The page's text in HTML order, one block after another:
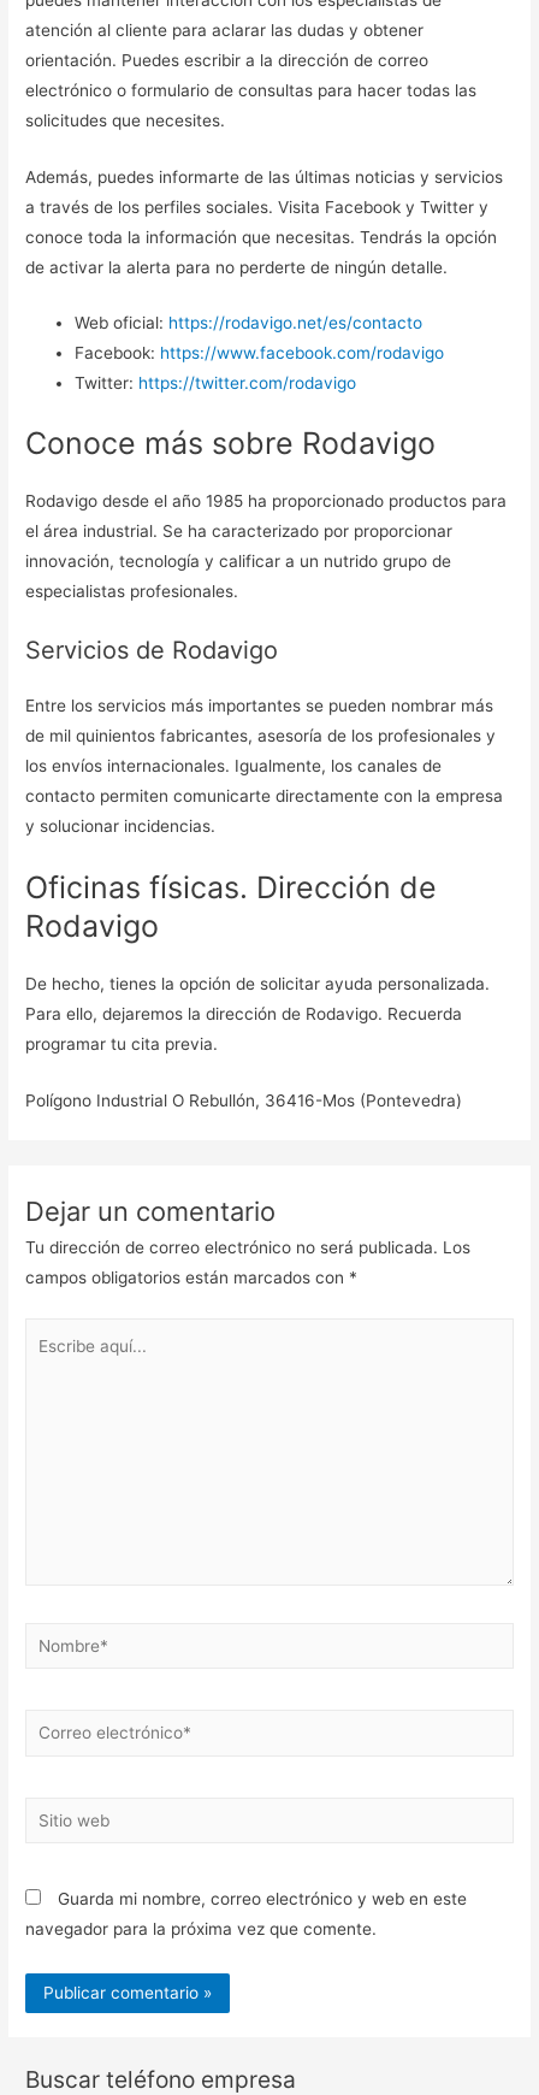
atención al cliente para aclarar las dudas y obtener
orientación. Puedes escribir a la dirección de correo
electrónico o formulario de consultas para hacer todas las
solicitudes que necesites.
Además, puedes informarte de las últimas noticias y servicios
a través de los perfiles sociales. Visita Facebook y Twitter y
conoce toda la información que necesitas. Tendrás la opción
de activar la alerta para no perderte de ningún detalle.
Web oficial: https://rodavigo.net/es/contacto
Facebook: https://www.facebook.com/rodavigo
Twitter: https://twitter.com/rodavigo
Conoce más sobre Rodavigo
Rodavigo desde el año 1985 ha proporcionado productos para
el área industrial. Se ha caracterizado por proporcionar
innovación, tecnología y calificar a un nutrido grupo de
especialistas profesionales.
Servicios de Rodavigo
Entre los servicios más importantes se pueden nombrar más
de mil quinientos fabricantes, asesoría de los profesionales y
los envíos internacionales. Igualmente, los canales de
contacto permiten comunicarte directamente con la empresa
y solucionar incidencias.
Oficinas físicas. Dirección de
Rodavigo
De hecho, tienes la opción de solicitar ayuda personalizada.
Para ello, dejaremos la dirección de Rodavigo. Recuerda
programar tu cita previa.
Polígono Industrial O Rebullón, 36416-Mos (Pontevedra)
Dejar un comentario
Tu dirección de correo electrónico no será publicada. Los
campos obligatorios están marcados con *
Nombre*
Correo
Sitio
Guarda mi nombre, correo electrónico y web en este
navegador para la próxima vez que comente.
Buscar teléfono empresa